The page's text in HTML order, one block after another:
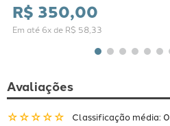
R$ 350,00
Em até 6x de R$ 58, 33
Avaliações
☆☆☆☆☆ Classificação média: 0